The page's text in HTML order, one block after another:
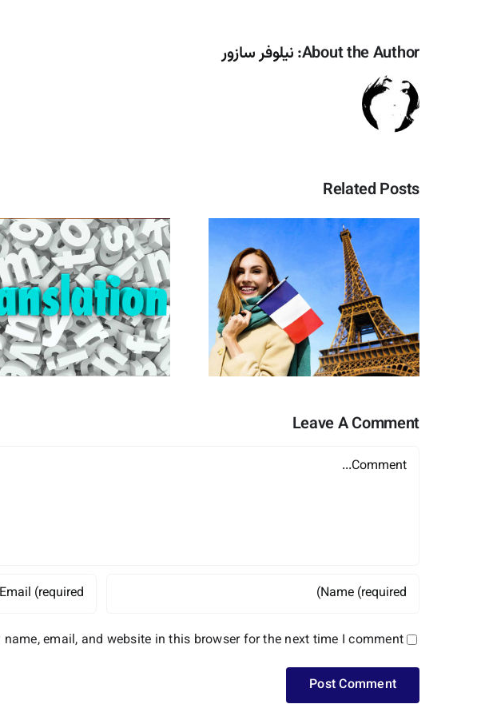
About the Author: نیلوفر سازور
Related Posts
تأییدیه ویزای سفارت
فرانسه + راهنمای کامل
و تخصصی
Leave A Comment
Comment
name, email, and website in this browser for the next time I comment.